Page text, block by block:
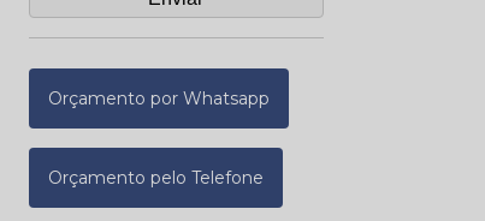
Orçamento por Whatsapp
Orçamento pelo Telefone